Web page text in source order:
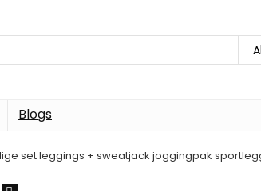
Blogs
set leggings + sweatjack joggingpak